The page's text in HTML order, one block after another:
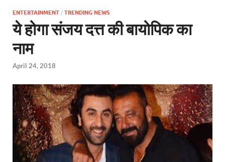
ENTERTAINMENT / TRENDING NEWS
ये होगा संजय दत्त की बायोपिक का
नाम
April 24, 2018